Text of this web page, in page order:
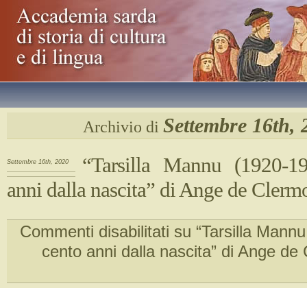
Archivio di Settembre 16th,
Settembre 16th, 2020
“Tarsilla Mannu (1920-
anni dalla nascita” di Ange de
Commenti disabilitati su “Tarsilla
cento anni dalla nascita” di Ange de